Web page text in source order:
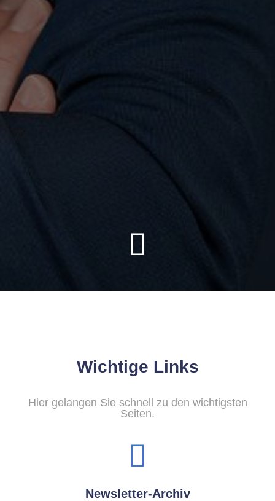
Wichtige Links
Hier gelangen Sie schnell zu den wichtigsten
Seiten.
Newsletter-Archiv